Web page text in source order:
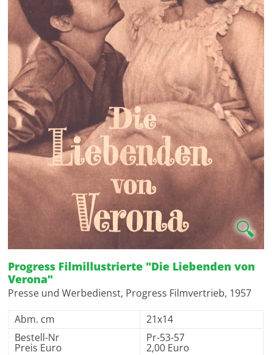
🔍
Progress Filmillustrierte "Die Liebenden von
Verona"
Presse und Werbedienst, Progress Filmvertrieb, 1957
Abm. cm
21x14
Bestell-Nr
Preis Euro
Pr-53-57
2,00 Euro